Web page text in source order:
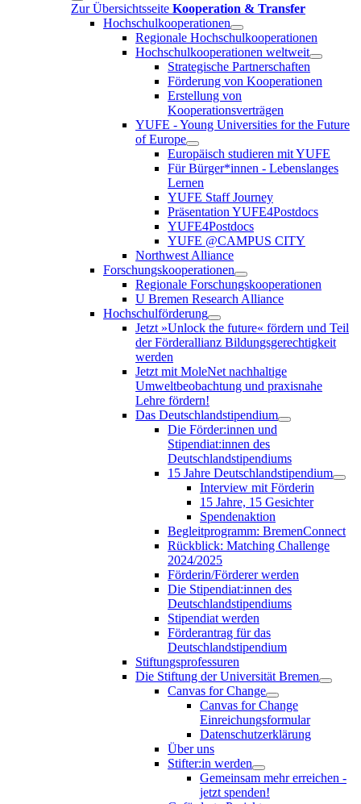
Zur Übersichtsseite Kooperation & Transfer
Hochschulkooperationen
Regionale Hochschulkooperationen
Hochschulkooperationen weltweit
Strategische Partnerschaften
Förderung von Kooperationen
Erstellung von
Kooperationsverträgen
YUFE - Young Universities for the Future
of Europe
Europäisch studieren mit YUFE
Für Bürger*innen - Lebenslanges
Lernen
YUFE Staff Journey
Präsentation YUFE4Postdocs
YUFE4Postdocs
YUFE @CAMPUS CITY
Northwest Alliance
Forschungskooperationen
Regionale Forschungskooperationen
U Bremen Research Alliance
Hochschulförderung
Jetzt »Unlock the future« fördern und Teil
der Förderallianz Bildungsgerechtigkeit
werden
Jetzt mit MoleNet nachhaltige
Umweltbeobachtung und praxisnahe
Lehre fördern!
Das Deutschlandstipendium
Die Förder:innen und
Stipendiat:innen des
Deutschlandstipendiums
15 Jahre Deutschlandstipendium
Interview mit Förderin
15 Jahre, 15 Gesichter
Spendenaktion
Begleitprogramm: BremenConnect
Rückblick: Matching Challenge
2024/2025
Förderin/Förderer werden
Die Stipendiat:innen des
Deutschlandstipendiums
Stipendiat werden
Förderantrag für das
Deutschlandstipendium
Stiftungsprofessuren
Die Stiftung der Universität Bremen
Canvas for Change
Canvas for Change
Einreichungsformular
Datenschutzerklärung
Über uns
Stifter:in werden
Gemeinsam mehr erreichen -
jetzt spenden!